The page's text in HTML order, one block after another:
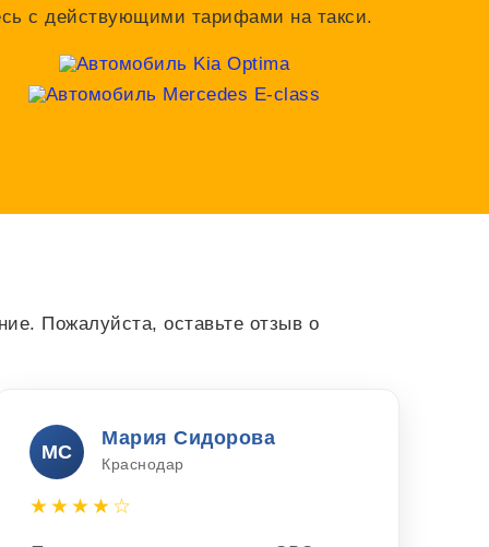
с действующими тарифами на такси.
Пожалуйста, оставьте отзыв о
МС
Мария Сидорова
Краснодар
★★★★☆